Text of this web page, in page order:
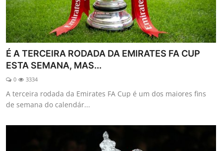
É A TERCEIRA RODADA DA EMIRATES FA CUP
ESTA SEMANA, MAS...
0 3334
A terceira rodada da Emirates FA Cup é um dos maiores fins
de semana do calendár...